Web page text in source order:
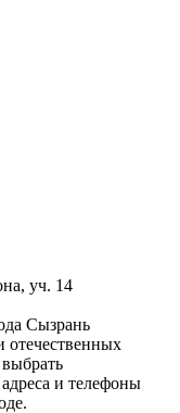
уч. 14
Сызрань
и телефоны